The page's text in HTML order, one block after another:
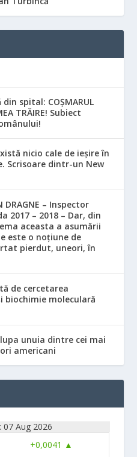
spital: COȘMARUL
TRĂIRE! Subiect
nicio cale de ieșire în
Scrisoare dintr-un New
DRAGNE – Inspector
2017 – 2018 – Dar, din
aceasta a asumării
este o noţiune de
pierdut, uneori, în
de cercetarea
biochimie moleculară
unuia dintre cei mai
americani
07 Aug 2026
+0,0041 ▲